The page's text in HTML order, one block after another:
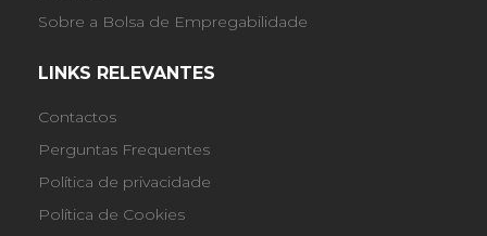
Sobre a Bolsa de Empregabilidade
LINKS RELEVANTES
Contactos
Perguntas Frequentes
Política de privacidade
Política de Cookies